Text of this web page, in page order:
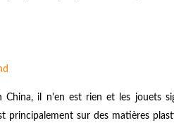
il n'en est rien et les jouets
sur des matières